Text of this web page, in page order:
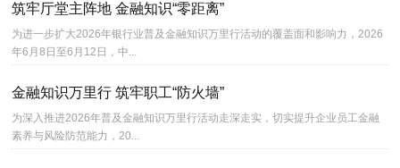
筑牢厅堂主阵地 金融知识“零距离”
为进一步扩大2026年银行业普及金融知识万里行活动的覆盖面和影响力，2026
年6月8日至6月12日，中...
金融知识万里行 筑牢职工“防火墙”
为深入推进2026年普及金融知识万里行活动走深走实，切实提升企业员工金融
素养与风险防范能力，20...